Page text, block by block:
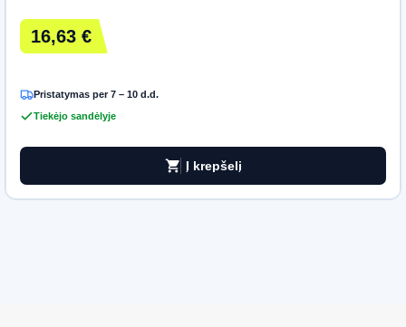
16,63 €
Pristatymas per 7 – 10 d.d.
Tiekėjo sandėlyje
shopping_cart Į krepšelį